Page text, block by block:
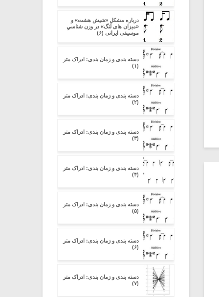
درباره مشکل «شیش هشت» و
«میزان های لَنگ» در وزن شناسیِ
موسیقی ایرانی (۶)
دسته بندی و زمان بندی: ادراک متر
(۱)
دسته بندی و زمان بندی: ادراک متر
(۲)
دسته بندی و زمان بندی: ادراک متر
(۳)
دسته بندی و زمان بندی: ادراک متر
(۴)
دسته بندی و زمان بندی: ادراک متر
(۵)
دسته بندی و زمان بندی: ادراک متر
(۶)
دسته بندی و زمان بندی: ادراک متر
(۷)